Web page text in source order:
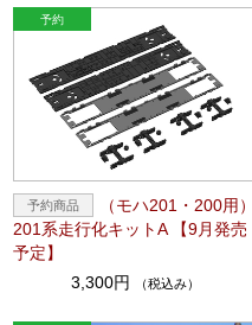
（モハ201・200用）
201系走行化キットA 【9月発売
予定】
3,300円
（税込み）